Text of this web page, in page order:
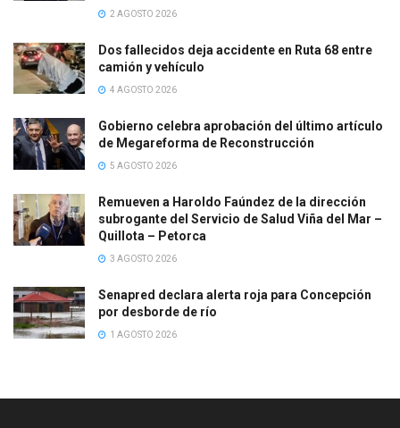
2 AGOSTO 2026
Dos fallecidos deja accidente en Ruta 68 entre
camión y vehículo
4 AGOSTO 2026
Gobierno celebra aprobación del último artículo
de Megareforma de Reconstrucción
5 AGOSTO 2026
Remueven a Haroldo Faúndez de la dirección
subrogante del Servicio de Salud Viña del Mar –
Quillota – Petorca
3 AGOSTO 2026
Senapred declara alerta roja para Concepción
por desborde de río
1 AGOSTO 2026